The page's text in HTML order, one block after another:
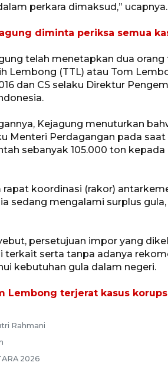
perkara dimaksud,” ucapnya.
diminta periksa semua
telah menetapkan dua
Lembong (TTL) atau Tom
dan CS selaku Direktur
Kejagung menuturkan
Menteri Perdagangan pada
sebanyak 105.000 ton
rapat koordinasi (rakor)
sedang mengalami surplus
persetujuan impor yang
terkait serta tanpa adanya
kebutuhan gula dalam negeri.
Lembong terjerat kasus
Rahmani
2026